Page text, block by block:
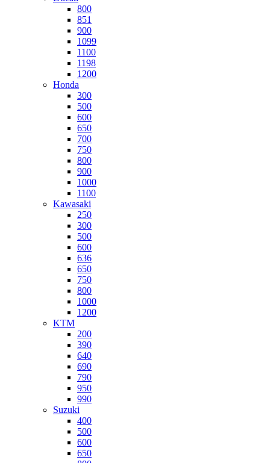
800
851
900
1099
1100
1198
1200
Honda
300
500
600
650
700
750
800
900
1000
1100
Kawasaki
250
300
500
600
636
650
750
800
1000
1200
KTM
200
390
640
690
790
950
990
Suzuki
400
500
600
650